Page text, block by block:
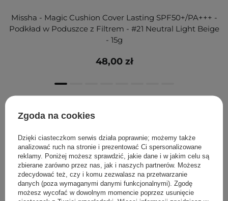
Missha - Magic Cushion Cover Lasting SPF50+/PA+++ -
Podkład w Poduszce z Filtrem - #21 Neutral Light Beige
- 15g
48,00 zł
Klienci, którzy kupili ten produkt,
Zgoda na cookies
Dzięki ciasteczkom serwis działa poprawnie; możemy także
analizować ruch na stronie i prezentować Ci spersonalizowane
reklamy. Poniżej możesz sprawdzić, jakie dane i w jakim celu są
zbierane zarówno przez nas, jak i naszych partnerów. Możesz
zdecydować też, czy i komu zezwalasz na przetwarzanie
danych (poza wymaganymi danymi funkcjonalnymi). Zgodę
możesz wycofać w dowolnym momencie poprzez usunięcie